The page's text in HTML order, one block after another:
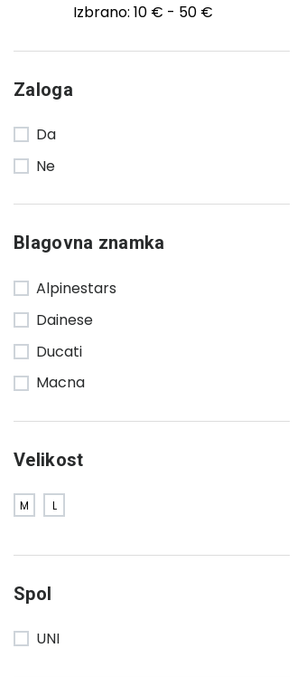
Izbrano: 10 € - 50 €
Zaloga
Da
Ne
Blagovna znamka
Alpinestars
Dainese
Ducati
Macna
Velikost
M L
Spol
UNI